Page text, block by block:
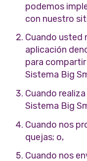
podemos
con nuestro
Cuando usted
aplicación
para
Sistema Big
Cuando
Sistema Big
Cuando nos
quejas; o,
Cuando nos